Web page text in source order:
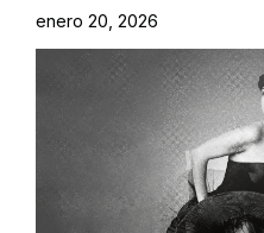
enero 20, 2026